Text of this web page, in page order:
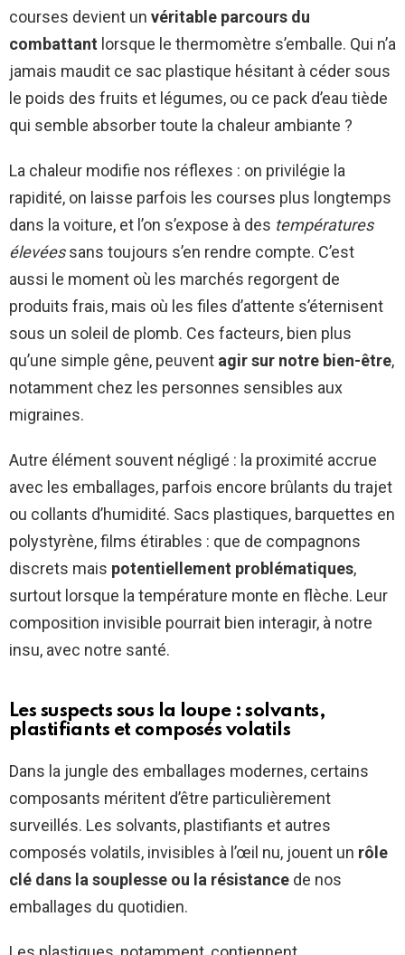
courses devient un véritable parcours du
combattant lorsque le thermomètre s’emballe. Qui n’a
jamais maudit ce sac plastique hésitant à céder sous
le poids des fruits et légumes, ou ce pack d’eau tiède
qui semble absorber toute la chaleur ambiante ?
La chaleur modifie nos réflexes : on privilégie la
rapidité, on laisse parfois les courses plus longtemps
dans la voiture, et l’on s’expose à des températures
élevéessans toujours s’en rendre compte. C’est
aussi le moment où les marchés regorgent de
produits frais, mais où les files d’attente s’éternisent
sous un soleil de plomb. Ces facteurs, bien plus
qu’une simple gêne, peuvent agir sur notre bien-être,
notamment chez les personnes sensibles aux
migraines.
Autre élément souvent négligé : la proximité accrue
avec les emballages, parfois encore brûlants du trajet
ou collants d’humidité. Sacs plastiques, barquettes en
polystyrène, films étirables : que de compagnons
discrets mais potentiellement problématiques,
surtout lorsque la température monte en flèche. Leur
composition invisible pourrait bien interagir, à notre
insu, avec notre santé.
Les suspects sous la loupe : solvants,
plastifiants et composés volatils
Dans la jungle des emballages modernes, certains
composants méritent d’être particulièrement
surveillés. Les solvants, plastifiants et autres
composés volatils, invisibles à l’œil nu, jouent un rôle
clé dans la souplesse ou la résistance de nos
emballages du quotidien.